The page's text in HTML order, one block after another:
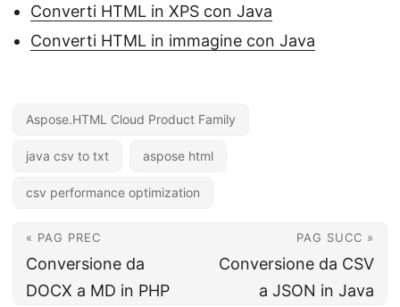
Converti HTML in XPS con Java
Converti HTML in immagine con Java
Aspose.HTML Cloud Product Family
java csv to txt aspose html
csv performance optimization
« PAG PREC
Conversione da
DOCX a MD in PHP
PAG SUCC »
Conversione da CSV
a JSON in Java